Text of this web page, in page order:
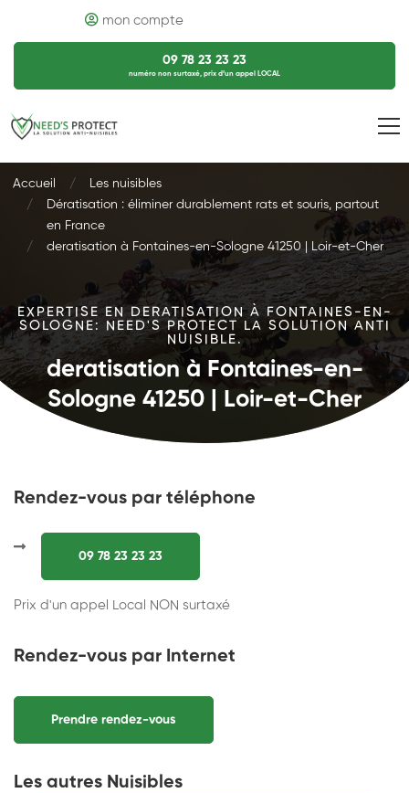
mon compte
09 78 23 23 23
numéro non surtaxé, prix d’un appel LOCAL
Accueil
Les nuisibles
Dératisation : éliminer durablement rats et souris, partout
en France
deratisation à Fontaines-en-Sologne 41250 | Loir-et-Cher
EXPERTISE EN DERATISATION À FONTAINES-EN-
SOLOGNE: NEED'S PROTECT LA SOLUTION ANTI
NUISIBLE.
deratisation à Fontaines-en-
Sologne 41250 | Loir-et-Cher
Rendez-vous par téléphone
09 78 23 23 23
Prix d'un appel Local NON surtaxé
Rendez-vous par Internet
Prendre rendez-vous
Les autres Nuisibles